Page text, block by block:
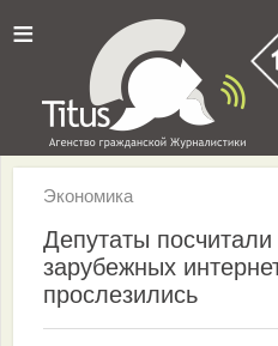
≡
Экономика
Депутаты
зарубежных
прослезились